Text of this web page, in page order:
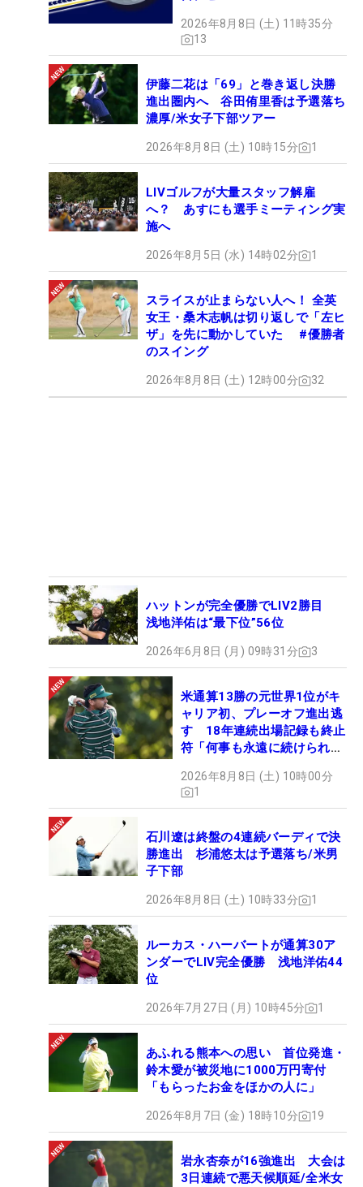
2026年8月8日 (土) 11時35分
13
伊藤二花は「69」と巻き返し決勝
進出圏内へ 谷田侑里香は予選落ち
濃厚/米女子下部ツアー
2026年8月8日 (土) 10時15分 1
LIVゴルフが大量スタッフ解雇
へ？ あすにも選手ミーティング実
施へ
2026年8月5日 (水) 14時02分 1
スライスが止まらない人へ！ 全英
女王・桑木志帆は切り返しで「左ヒ
ザ」を先に動かしていた #優勝者
のスイング
2026年8月8日 (土) 12時00分 32
ハットンが完全優勝でLIV2勝目
浅地洋佑は“最下位”56位
2026年6月8日 (月) 09時31分 3
米通算13勝の元世界1位がキ
ャリア初、プレーオフ進出逃
す 18年連続出場記録も終止
符「何事も永遠に続けられな
2026年8月8日 (土) 10時00分
1
石川遼は終盤の4連続バーディで決
勝進出 杉浦悠太は予選落ち/米男
子下部
2026年8月8日 (土) 10時33分 1
ルーカス・ハーバートが通算30ア
ンダーでLIV完全優勝 浅地洋佑44
位
2026年7月27日 (月) 10時45分 1
あふれる熊本への思い 首位発進・
鈴木愛が被災地に1000万円寄付
「もらったお金をほかの人に」
2026年8月7日 (金) 18時10分 19
岩永杏奈が16強進出 大会は
3日連続で悪天候順延/全米女